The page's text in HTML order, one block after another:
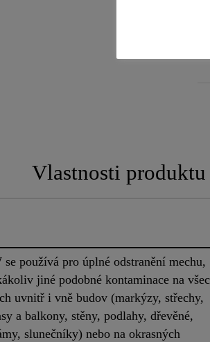
Vlastnosti produktu
používá pro úplné odstranění mechu,
jiné podobné kontaminace na
uvnitř i vně budov (markýzy, střechy,
a balkony, stěny, podlahy, dřevěné,
slunečníky) nebo na okrasných